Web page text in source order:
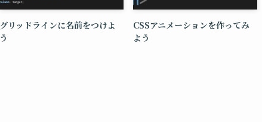
グリッドラインに名前をつけよ
う
CSSアニメーションを作ってみ
よう